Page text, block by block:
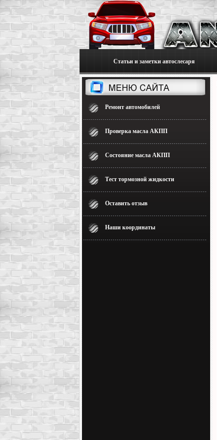
Статьи и заметки автослесаря
Ремонт автомобилей
Проверка масла АКПП
Состояние масла АКПП
Тест тормозной жидкости
Оставить отзыв
Наши координаты